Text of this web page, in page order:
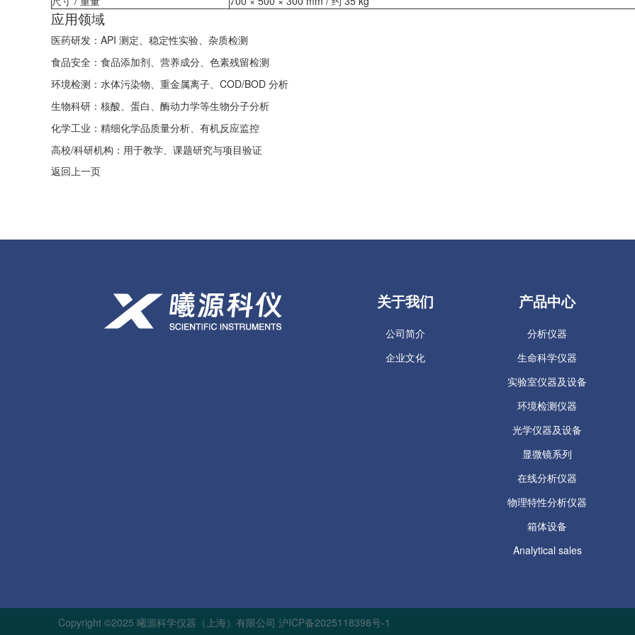
应用领域
医药研发：API 测定、稳定性实验、杂质检测
食品安全：食品添加剂、营养成分、色素残留检测
环境检测：水体污染物、重金属离子、COD/BOD 分析
生物科研：核酸、蛋白、酶动力学等生物分子分析
化学工业：精细化学品质量分析、有机反应监控
高校/科研机构：用于教学、课题研究与项目验证
返回上一页
关于我们
公司简介
企业文化
产品中心
分析仪器
生命科学仪器
实验室仪器及设备
环境检测仪器
光学仪器及设备
显微镜系列
在线分析仪器
物理特性分析仪器
箱体设备
Analytical sales
Copyright ©2025 曦源科学仪器（上海）有限公司 沪ICP备2025118398号-1